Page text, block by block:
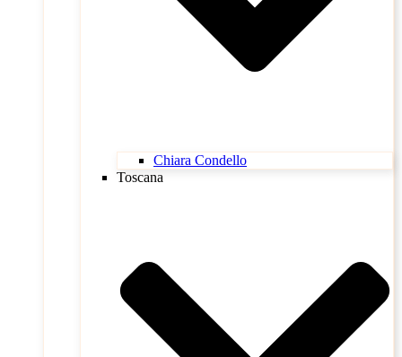
Chiara Condello
Toscana